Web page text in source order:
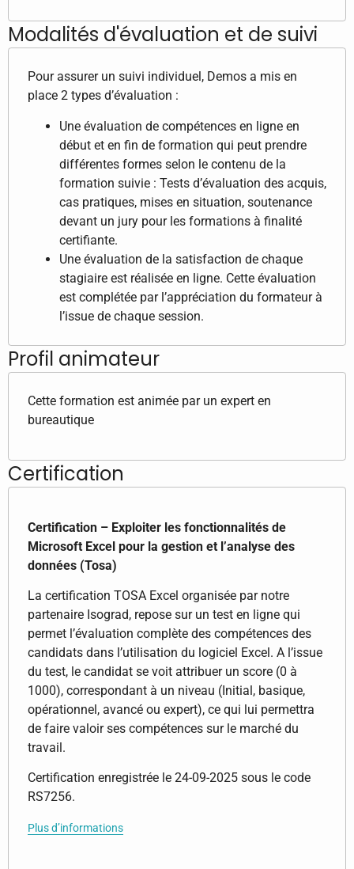
Modalités d'évaluation et de suivi
Pour assurer un suivi individuel, Demos a mis en
place 2 types d’évaluation :
Une évaluation de compétences en ligne en
début et en fin de formation qui peut prendre
différentes formes selon le contenu de la
formation suivie : Tests d’évaluation des acquis,
cas pratiques, mises en situation, soutenance
devant un jury pour les formations à finalité
certifiante.
Une évaluation de la satisfaction de chaque
stagiaire est réalisée en ligne. Cette évaluation
est complétée par l’appréciation du formateur à
l’issue de chaque session.
Profil animateur
Cette formation est animée par un expert en
bureautique
Certification
Certification – Exploiter les fonctionnalités de
Microsoft Excel pour la gestion et l’analyse des
données (Tosa)
La certification TOSA Excel organisée par notre
partenaire Isograd, repose sur un test en ligne qui
permet l’évaluation complète des compétences des
candidats dans l’utilisation du logiciel Excel. A l’issue
du test, le candidat se voit attribuer un score (0 à
1000), correspondant à un niveau (Initial, basique,
opérationnel, avancé ou expert), ce qui lui permettra
de faire valoir ses compétences sur le marché du
travail.
Certification enregistrée le 24-09-2025 sous le code
RS7256.
Plus d’informations